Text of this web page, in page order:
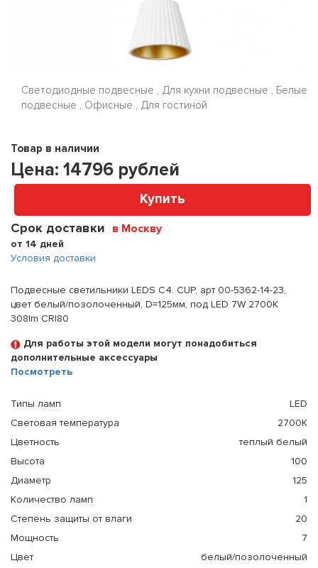
Светодиодные подвесные , Для кухни подвесные , Белые
подвесные , Офисные , Для гостиной
Товар в наличии
Цена: 14796 рублей
Купить
Срок доставки в Москву
от 14 дней
Условия доставки
Подвесные светильники LEDS C4. CUP, арт 00-5362-14-23,
цвет белый/позолоченный, D=125мм, под LED 7W 2700K
308lm CRI80
Для работы этой модели могут понадобиться
дополнительные аксессуары
Посмотреть
Типы ламп
LED
Световая температура
2700K
Цветность
теплый белый
Высота
100
Диаметр
125
Количество ламп
1
Степень защиты от влаги
20
Мощность
7
Цвет
белый/позолоченный